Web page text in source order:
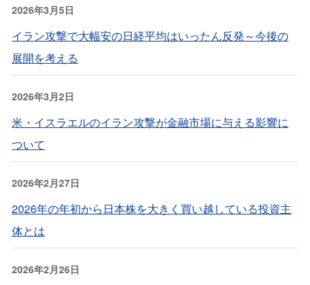
2026年3月5日
イラン攻撃で大幅安の日経平均はいったん反発～今後の
展開を考える
2026年3月2日
米・イスラエルのイラン攻撃が金融市場に与える影響に
ついて
2026年2月27日
2026年の年初から日本株を大きく買い越している投資主
体とは
2026年2月26日